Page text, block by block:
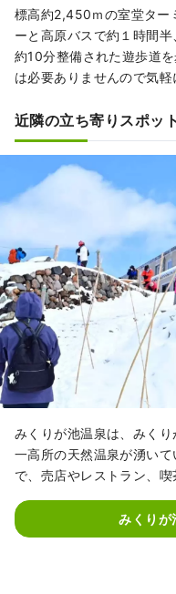
標高約2,450ｍの室堂ター
ーと高原バスで約１時間
約10分整備された遊歩道
は必要ありませんので気軽
近隣の立ち寄りスポッ
みくりが池温泉は、みく
一高所の天然温泉が湧い
で、売店やレストラン、喫
みくりが